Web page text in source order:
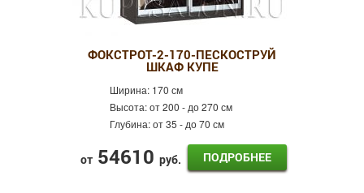
ФОКСТРОТ-2-170-ПЕСКОСТРУЙ
ШКАФ КУПЕ
Ширина: 170 см
Высота:от 200 - до 270 см
Глубина:от 35 - до 70 см
от 54610 руб. ПОДРОБНЕЕ